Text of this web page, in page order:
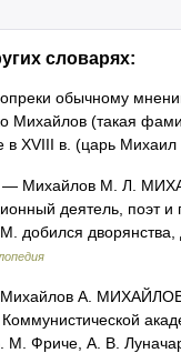
словарях:
обычному
Михайлов (такая
в XVIII в. (царь
— Михайлов М. Л.
деятель, поэт и
добился
А. МИХАЙЛОВ
М. Фриче, А. В.